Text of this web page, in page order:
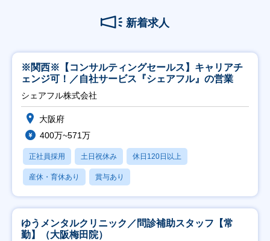
新着求人
※関西※【コンサルティングセールス】キャリアチ
ェンジ可！／自社サービス『シェアフル』の営業
シェアフル株式会社
大阪府
400万~571万
正社員採用 土日祝休み 休日120日以上
産休・育休あり 賞与あり
ゆうメンタルクリニック／問診補助スタッフ【常
勤】（大阪梅田院）